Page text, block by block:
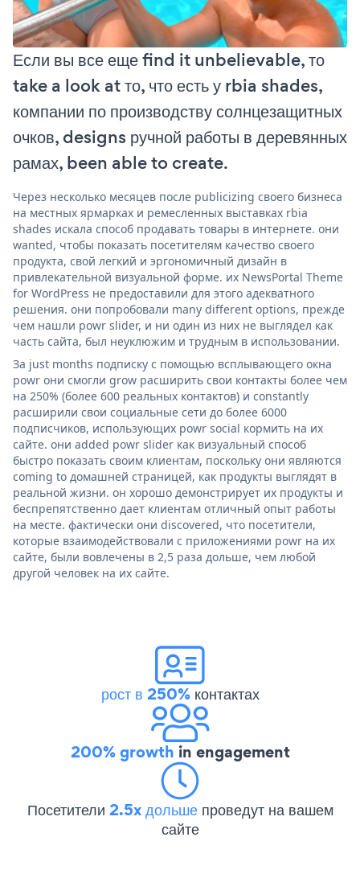
Если вы все еще find it unbelievable, то
take a look at то, что есть у rbia shades,
компании по производству солнцезащитных
очков, designs ручной работы в деревянных
рамах, been able to create.
Через несколько месяцев после publicizing своего бизнеса
на местных ярмарках и ремесленных выставках rbia
shades искала способ продавать товары в интернете. они
wanted, чтобы показать посетителям качество своего
продукта, свой легкий и эргономичный дизайн в
привлекательной визуальной форме. их NewsPortal Theme
for WordPress не предоставили для этого адекватного
решения. они попробовали many different options, прежде
чем нашли powr slider, и ни один из них не выглядел как
часть сайта, был неуклюжим и трудным в использовании.
За just months подписку с помощью всплывающего окна
powr они смогли grow расширить свои контакты более чем
на 250% (более 600 реальных контактов) и constantly
расширили свои социальные сети до более 6000
подписчиков, использующих powr social кормить на их
сайте. они added powr slider как визуальный способ
быстро показать своим клиентам, поскольку они являются
coming to домашней страницей, как продукты выглядят в
реальной жизни. он хорошо демонстрирует их продукты и
беспрепятственно дает клиентам отличный опыт работы
на месте. фактически они discovered, что посетители,
которые взаимодействовали с приложениями powr на их
сайте, были вовлечены в 2,5 раза дольше, чем любой
другой человек на их сайте.
рост в 250%контактах
200% growth in engagement
Посетители 2.5x дольше проведут на вашем
сайте